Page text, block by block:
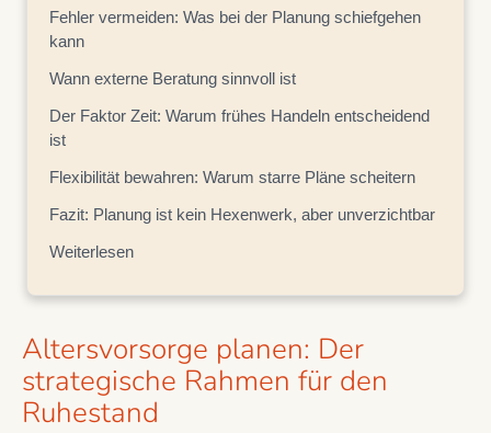
Fehler vermeiden: Was bei der Planung schiefgehen
kann
Wann externe Beratung sinnvoll ist
Der Faktor Zeit: Warum frühes Handeln entscheidend
ist
Flexibilität bewahren: Warum starre Pläne scheitern
Fazit: Planung ist kein Hexenwerk, aber unverzichtbar
Weiterlesen
Altersvorsorge planen: Der
strategische Rahmen für den
Ruhestand